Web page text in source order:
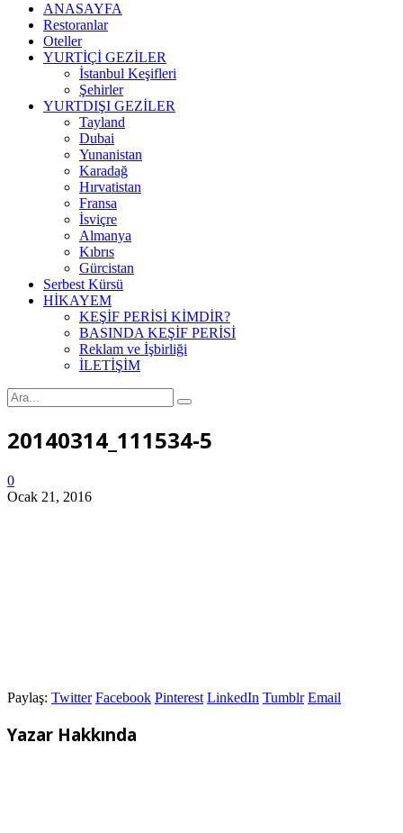
ANASAYFA
Restoranlar
Oteller
YURTİÇİ GEZİLER
İstanbul Keşifleri
Şehirler
YURTDIŞI GEZİLER
Tayland
Dubai
Yunanistan
Karadağ
Hırvatistan
Fransa
İsviçre
Almanya
Kıbrıs
Gürcistan
Serbest Kürsü
HİKAYEM
KEŞİF PERİSİ KİMDİR?
BASINDA KEŞİF PERİSİ
Reklam ve İşbirliği
İLETİŞİM
20140314_111534-5
0
Ocak 21, 2016
Paylaş: Twitter Facebook Pinterest LinkedIn Tumblr Email
Yazar Hakkında